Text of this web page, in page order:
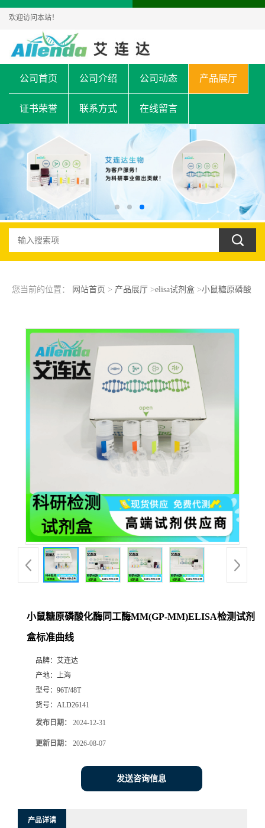
欢迎访问本站！
公司首页 公司介绍 公司动态 产品展厅
证书荣誉 联系方式 在线留言
您当前的位置： 网站首页 > 产品展厅 >elisa试剂盒>小鼠糖原磷酸
小鼠糖原磷酸化酶同工酶MM(GP-MM)ELISA检测试剂
盒标准曲线
品牌： 艾连达
产地： 上海
型号： 96T/48T
货号： ALD26141
发布日期： 2024-12-31
更新日期： 2026-08-07
发送咨询信息
产品详请